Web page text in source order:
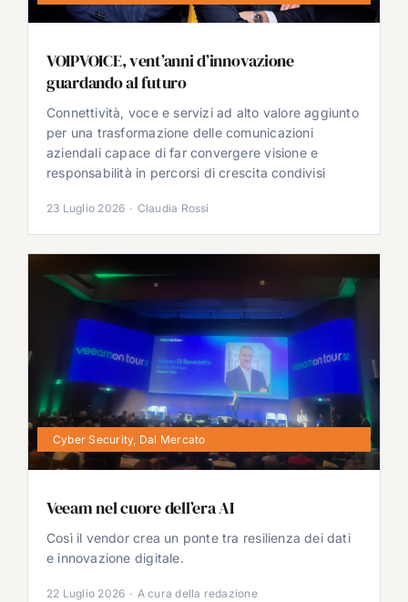
VOIPVOICE, vent’anni d’innovazione
guardando al futuro
Connettività, voce e servizi ad alto valore aggiunto
per una trasformazione delle comunicazioni
aziendali capace di far convergere visione e
responsabilità in percorsi di crescita condivisi
23 Luglio 2026 · Claudia Rossi
Cyber Security, Dal Mercato
Veeam nel cuore dell’era AI
Così il vendor crea un ponte tra resilienza dei dati
e innovazione digitale.
22 Luglio 2026 · A cura della redazione